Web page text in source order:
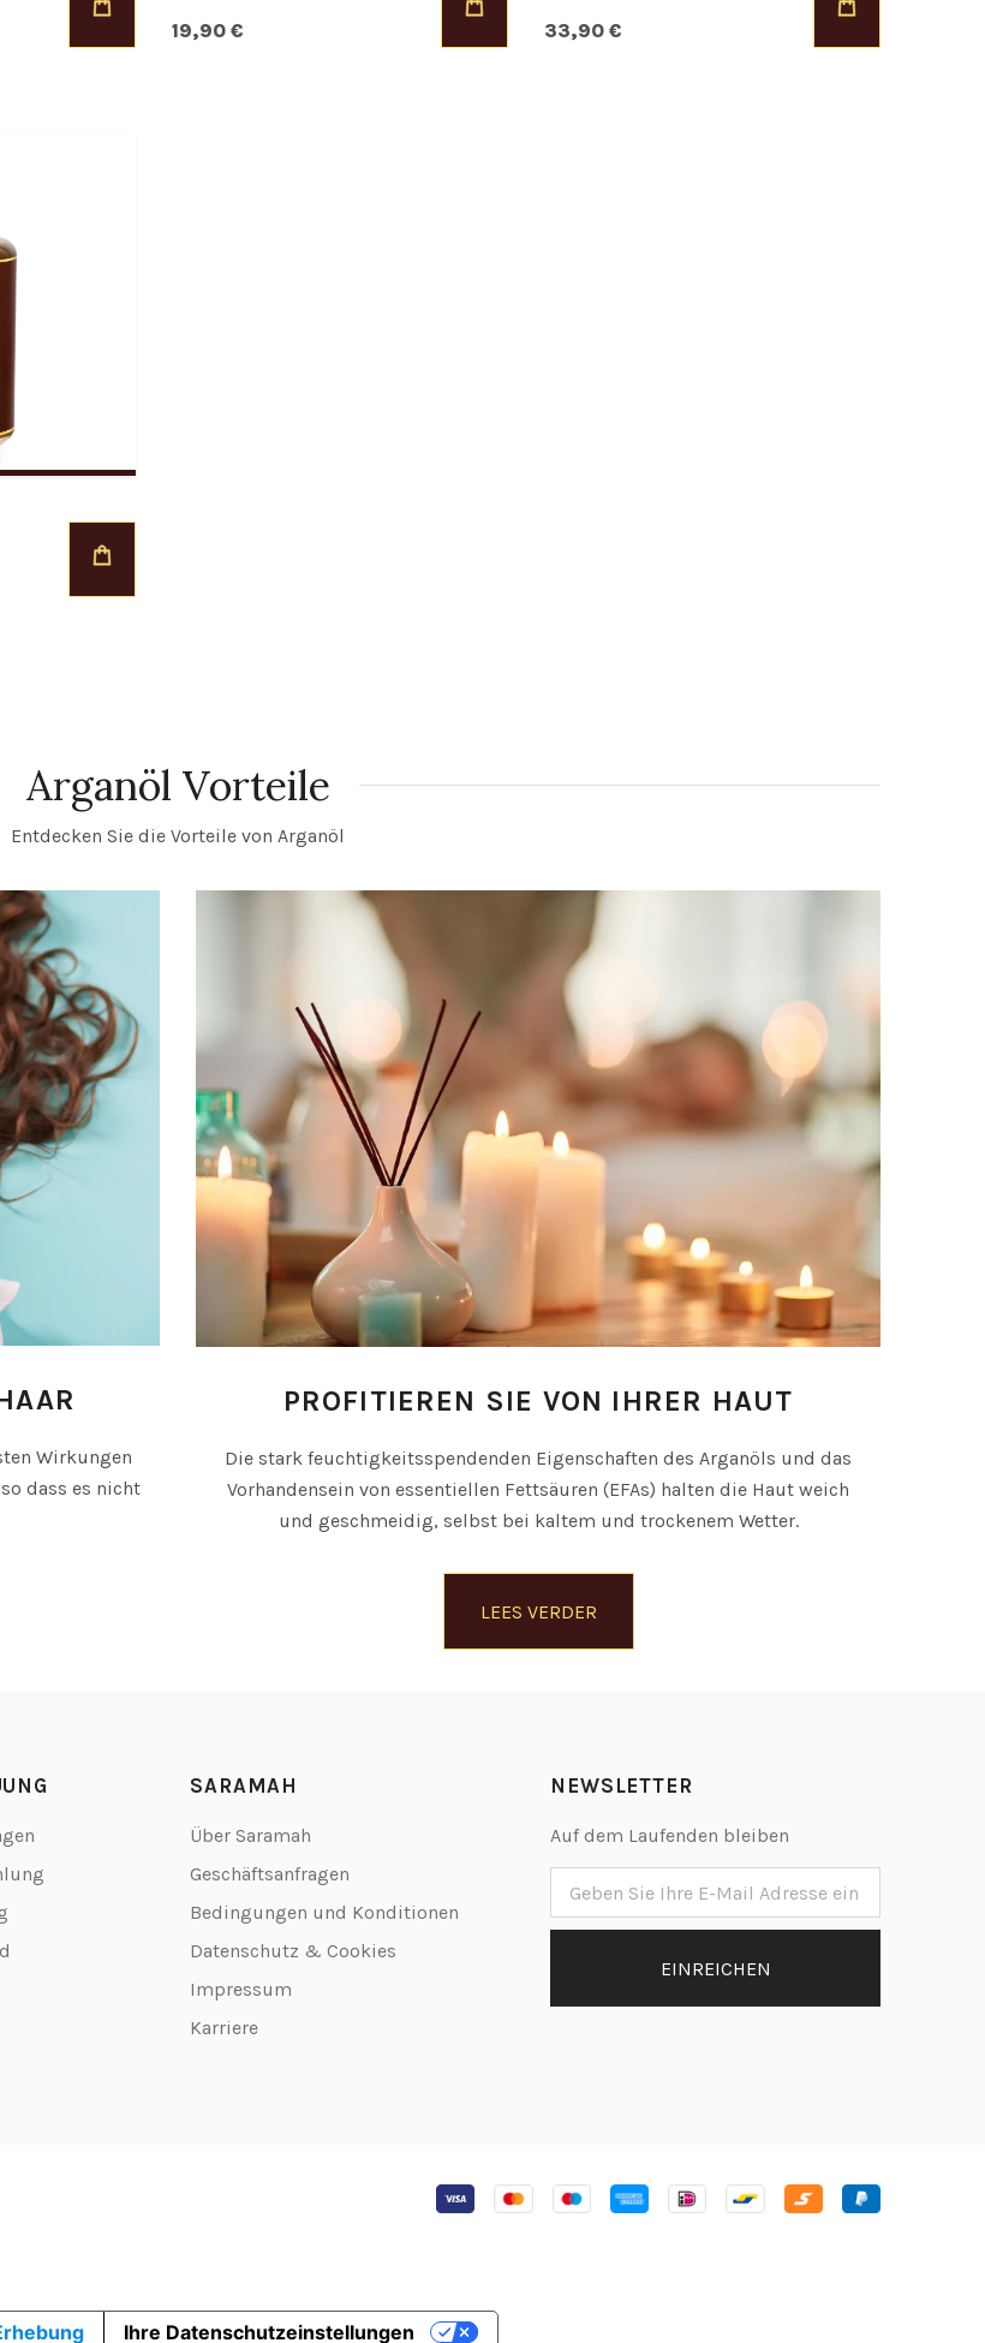
19,90 €
33,90 €
Arganöl Vorteile
Entdecken Sie die Vorteile von Arganöl
Wirkungen
dass es nicht
PROFITIEREN SIE VON IHRER HAUT
Die stark feuchtigkeitsspendenden Eigenschaften des Arganöls und das
Vorhandensein von essentiellen Fettsäuren (EFAs) halten die Haut weich
und geschmeidig, selbst bei kaltem und trockenem Wetter.
LEES VERDER
SARAMAH
Über Saramah
Geschäftsanfragen
Bedingungen und Konditionen
Datenschutz & Cookies
Impressum
Karriere
NEWSLETTER
Auf dem Laufenden bleiben
Ihre Datenschutzeinstellungen